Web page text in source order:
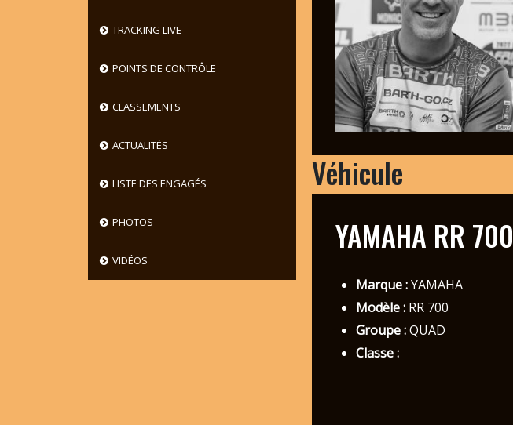
TRACKING LIVE
POINTS DE CONTRÔLE
CLASSEMENTS
ACTUALITÉS
LISTE DES ENGAGÉS
PHOTOS
VIDÉOS
Véhicule
YAMAHA RR 700
Marque :YAMAHA
Modèle :RR 700
Groupe :QUAD
Classe :